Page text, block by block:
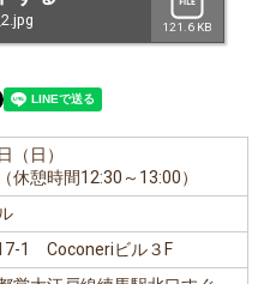
121.6 KB
（日）
休憩時間12:30～13:00）
1 Coconeriビル３F